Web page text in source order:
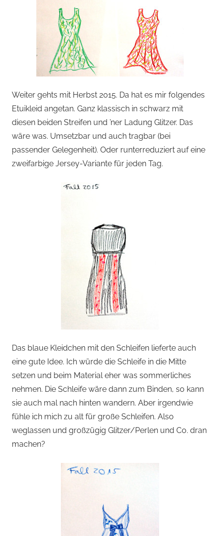
Weiter gehts mit Herbst 2015. Da hat es mir folgendes
Etuikleid angetan. Ganz klassisch in schwarz mit
diesen beiden Streifen und ’ner Ladung Glitzer. Das
wäre was. Umsetzbar und auch tragbar (bei
passender Gelegenheit). Oder runterreduziert auf eine
zweifarbige Jersey-Variante für jeden Tag.
Das blaue Kleidchen mit den Schleifen lieferte auch
eine gute Idee. Ich würde die Schleife in die Mitte
setzen und beim Material eher was sommerliches
nehmen. Die Schleife wäre dann zum Binden, so kann
sie auch mal nach hinten wandern. Aber irgendwie
fühle ich mich zu alt für große Schleifen. Also
weglassen und großzügig Glitzer/Perlen und Co. dran
machen?